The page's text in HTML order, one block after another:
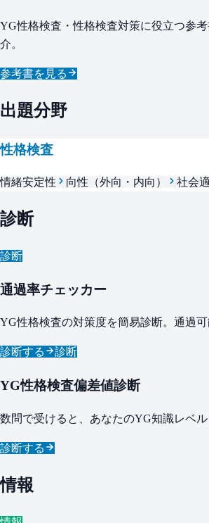
YG性格検査・性格検査対策に役立つ参
介。
参考書を見る
出題分野
性格検査
情緒安定性 向性（外向・内向） 社会
診断
診断
通過率チェッカー
YG性格検査の対策度を簡易診断。通過可
診断する 診断
YG性格検査偏差値診断
数問で受けると、あなたのYG知識レベル
診断する
情報